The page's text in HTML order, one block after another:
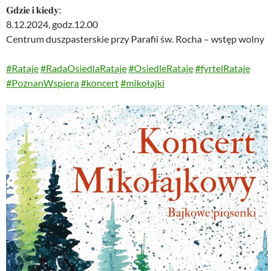
𝐆𝐝𝐳𝐢𝐞 𝐢 𝐤𝐢𝐞𝐝𝐲:
8.12.2024, godz.12.00
Centrum duszpasterskie przy Parafii św. Rocha – wstęp wolny
#Rataje#RadaOsiedlaRataje#OsiedleRataje#fyrtelRataje
#PoznanWspiera#koncert#mikołajki